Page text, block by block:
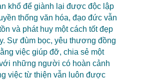
khổ để giành lại được độc lập
thống văn hóa, đạo đức vẫn
và phát huy một cách tốt đẹp
Sự đùm bọc, yêu thương đồng
việc giúp đỡ, chia sẻ một
những người có hoàn cảnh
việc từ thiện vẫn luôn được